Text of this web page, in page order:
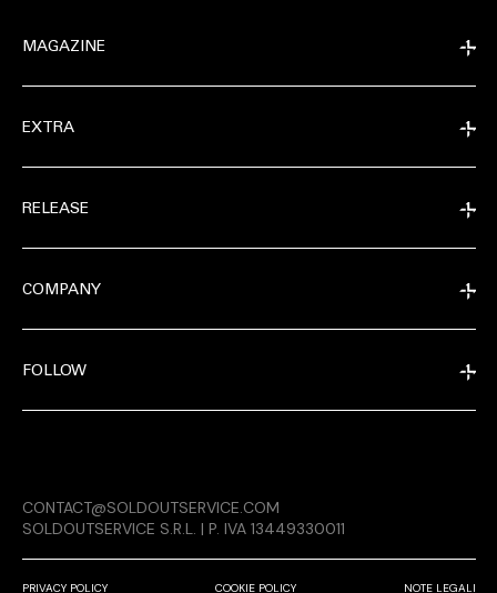
RELEASE
MAGAZINE
EXTRA
RELEASE
COMPANY
FOLLOW
PRIVACY POLICY COOKIE POLICY NOTE LEGALI
CONTACT@SOLDOUTSERVICE.COM
SOLDOUTSERVICE S.R.L. | P. IVA 13449330011